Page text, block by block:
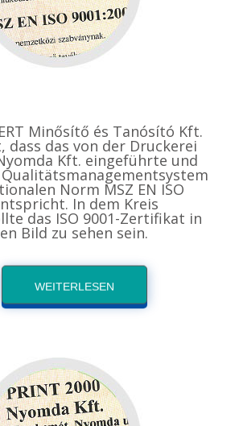
Minősítő és Tanósító Kft.
dass das von der Druckerei
Kft. eingeführte und
Norm MSZ EN ISO
In dem Kreis
das ISO 9001-Zertifikat in
Bild zu sehen sein.
WEITERLESEN